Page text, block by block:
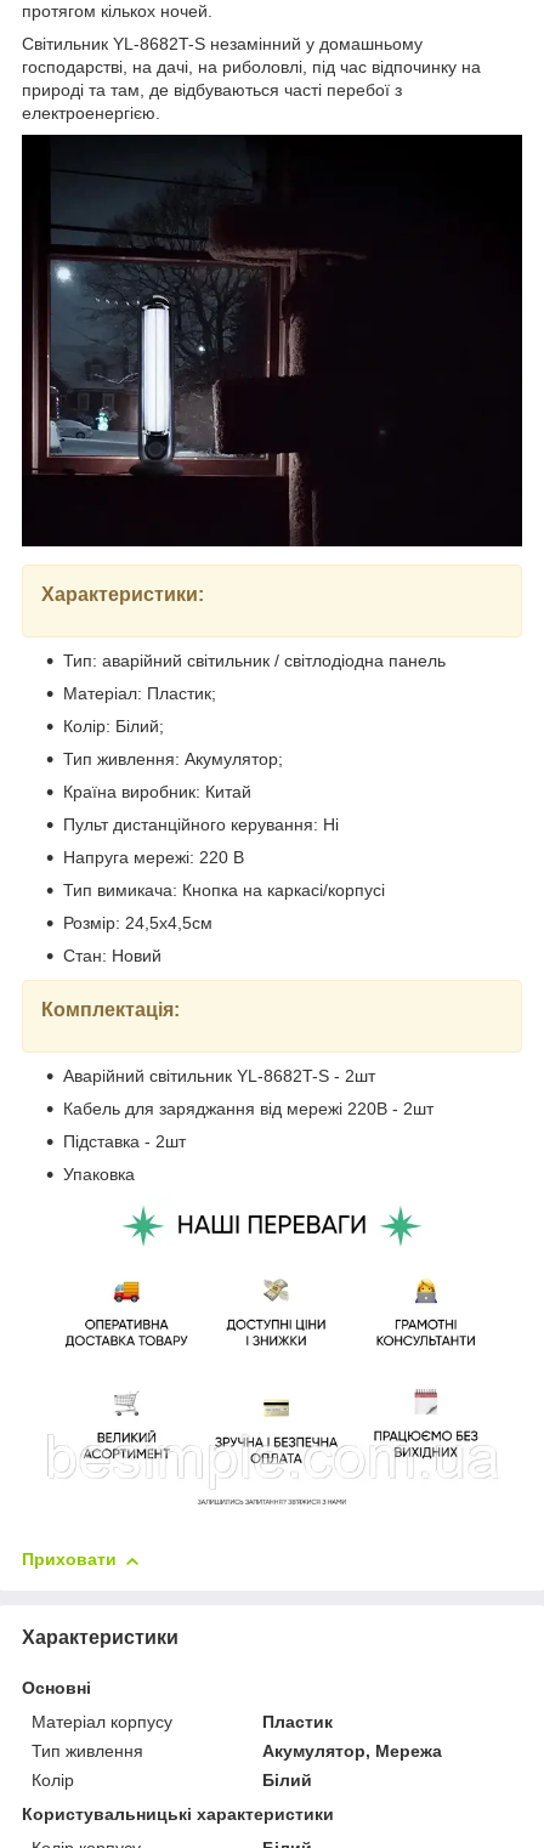
протягом кількох ночей.
Світильник YL-8682T-S незамінний у домашньому
господарстві, на дачі, на риболовлі, під час відпочинку на
природі та там, де відбуваються часті перебої з
електроенергією.
Характеристики:
Тип: аварійний світильник / світлодіодна панель
Матеріал: Пластик;
Колір: Білий;
Тип живлення: Акумулятор;
Країна виробник: Китай
Пульт дистанційного керування: Ні
Напруга мережі: 220 В
Тип вимикача: Кнопка на каркасі/корпусі
Розмір: 24,5х4,5см
Стан: Новий
Комплектація:
Аварійний світильник YL-8682T-S - 2шт
Кабель для заряджання від мережі 220В - 2шт
Підставка - 2шт
Упаковка
Приховати
Характеристики
Основні
Матеріал корпусу
Пластик
Тип живлення
Акумулятор, Мережа
Колір
Білий
Користувальницькі характеристики